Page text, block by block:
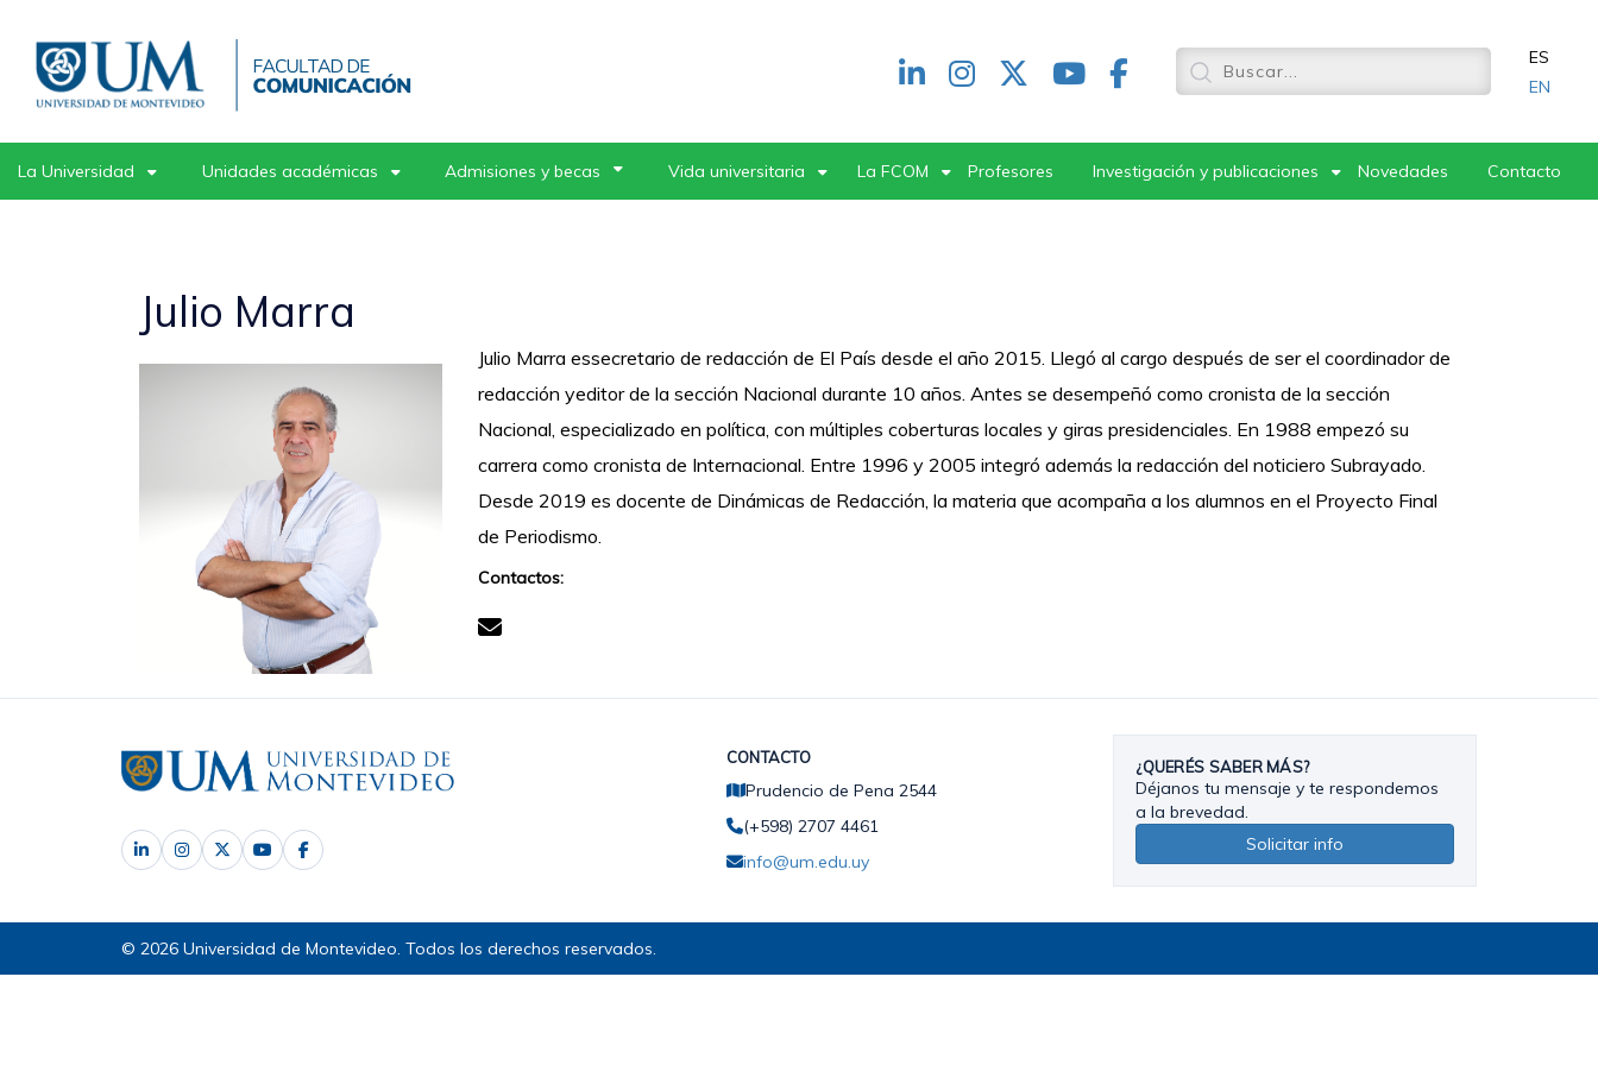
contenido
principal
Redes
header
ES
EN
La Universidad Unidades académicas Admisiones y becas Vida universitaria La FCOM Profesores Investigación y publicaciones Novedades Contacto
Julio Marra
Julio Marra essecretario de redacción de El País desde el año 2015. Llegó al cargo después de ser el coordinador de
redacción yeditor de la sección Nacional durante 10 años. Antes se desempeñó como cronista de la sección
Nacional, especializado en política, con múltiples coberturas locales y giras presidenciales. En 1988 empezó su
carrera como cronista de Internacional. Entre 1996 y 2005 integró además la redacción del noticiero Subrayado.
Desde 2019 es docente de Dinámicas de Redacción, la materia que acompaña a los alumnos en el Proyecto Final
de Periodismo.
Contactos:
CONTACTO
Prudencio de Pena 2544
(+598) 2707 4461
info@um.edu.uy
¿QUERÉS SABER MÁS?
Déjanos tu mensaje y te respondemos
a la brevedad.
Solicitar info
© 2026 Universidad de Montevideo. Todos los derechos reservados.